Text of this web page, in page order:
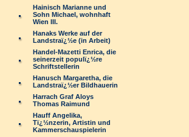
Hainisch Marianne und
Sohn Michael, wohnhaft
Wien III.
Hanaks Werke auf der
Landstraï¿½e (in Arbeit)
Handel-Mazetti Enrica, die
seinerzeit populï¿½re
Schriftstellerin
Hanusch Margaretha, die
Landstraï¿½er Bildhauerin
Harrach Graf Aloys
Thomas Raimund
Hauff Angelika,
Tï¿½nzerin, Artistin und
Kammerschauspielerin